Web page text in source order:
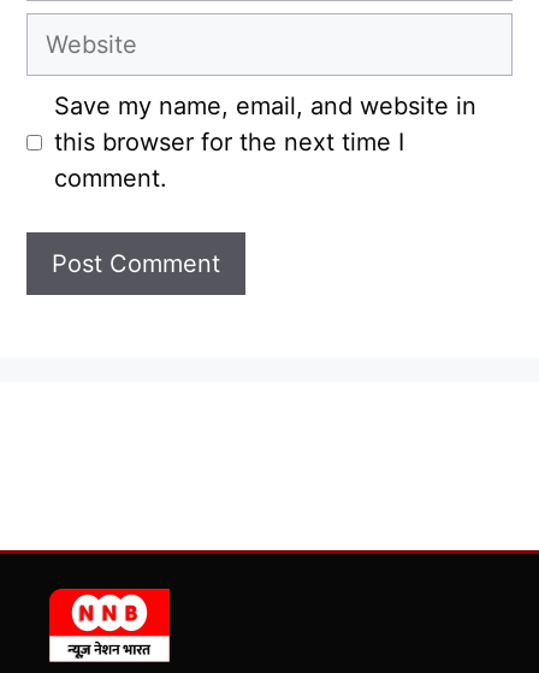
Website
Save my name, email, and website in
this browser for the next time I
comment.